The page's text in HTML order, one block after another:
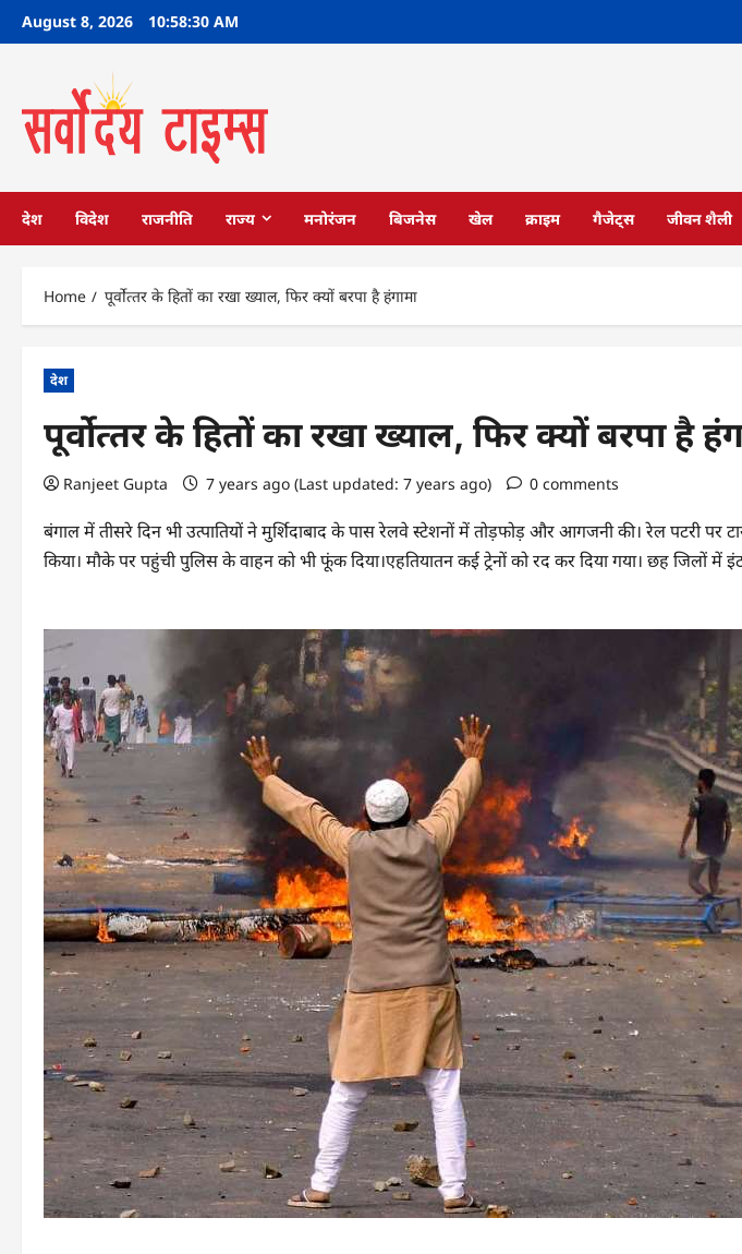
SkipAugust 8, 2026 10:58:31 AM
देश विदेश राजनीति राज्य मनोरंजन बिजनेस खेल क्राइम गैजेट्स जीवन शैली
Home पूर्वोत्‍तर के हितों का रखा ख्‍याल, फ‍िर क्‍यों बरपा है हंगामा
देश
पूर्वोत्‍तर के हितों का रखा ख्‍याल, फ‍िर क्‍यों बरपा है
Ranjeet Gupta 7 years ago (Last updated: 7 years ago) 0 comments
बंगाल में तीसरे दिन भी उत्पातियों ने मुर्शिदाबाद के पास रेलवे स्टेशनों में तोड़फोड़ और आगजनी की। रेल पटरी पर
किया। मौके पर पहुंची पुलिस के वाहन को भी फूंक दिया।एहतियातन कई ट्रेनों को रद कर दिया गया। छह जिलों में